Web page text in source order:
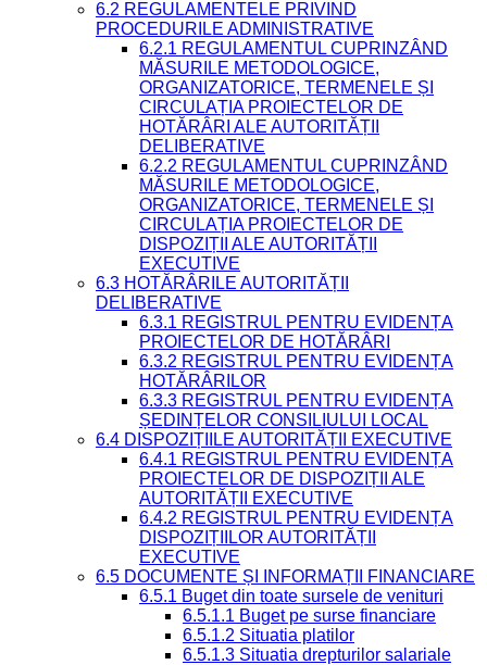
6.2 REGULAMENTELE PRIVIND
PROCEDURILE ADMINISTRATIVE
6.2.1 REGULAMENTUL CUPRINZÂND
MĂSURILE METODOLOGICE,
ORGANIZATORICE, TERMENELE ȘI
CIRCULAȚIA PROIECTELOR DE
HOTĂRÂRI ALE AUTORITĂȚII
DELIBERATIVE
6.2.2 REGULAMENTUL CUPRINZÂND
MĂSURILE METODOLOGICE,
ORGANIZATORICE, TERMENELE ȘI
CIRCULAȚIA PROIECTELOR DE
DISPOZIȚII ALE AUTORITĂȚII
EXECUTIVE
6.3 HOTĂRÂRILE AUTORITĂȚII
DELIBERATIVE
6.3.1 REGISTRUL PENTRU EVIDENȚA
PROIECTELOR DE HOTĂRÂRI
6.3.2 REGISTRUL PENTRU EVIDENȚA
HOTĂRÂRILOR
6.3.3 REGISTRUL PENTRU EVIDENȚA
ȘEDINȚELOR CONSILIULUI LOCAL
6.4 DISPOZIȚIILE AUTORITĂȚII EXECUTIVE
6.4.1 REGISTRUL PENTRU EVIDENȚA
PROIECTELOR DE DISPOZIȚII ALE
AUTORITĂȚII EXECUTIVE
6.4.2 REGISTRUL PENTRU EVIDENȚA
DISPOZIȚIILOR AUTORITĂȚII
EXECUTIVE
6.5 DOCUMENTE ȘI INFORMAȚII FINANCIARE
6.5.1 Buget din toate sursele de venituri
6.5.1.1 Buget pe surse financiare
6.5.1.2 Situatia platilor
6.5.1.3 Situatia drepturilor salariale